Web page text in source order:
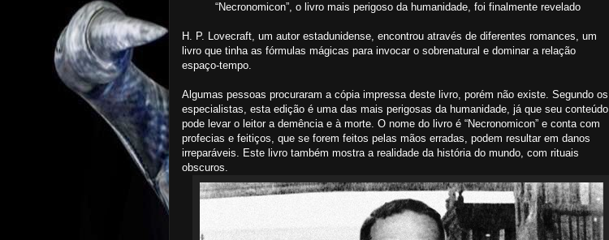
“Necronomicon”, o livro mais perigoso da humanidade, foi finalmente revelado
H. P. Lovecraft, um autor estadunidense, encontrou através de diferentes romances, um
livro que tinha as fórmulas mágicas para invocar o sobrenatural e dominar a relação
espaço-tempo.
Algumas pessoas procuraram a cópia impressa deste livro, porém não existe. Segundo os
especialistas, esta edição é uma das mais perigosas da humanidade, já que seu conteúdo
pode levar o leitor a demência e à morte. O nome do livro é “Necronomicon” e conta com
profecias e feitiços, que se forem feitos pelas mãos erradas, podem resultar em danos
irreparáveis. Este livro também mostra a realidade da história do mundo, com rituais
obscuros.